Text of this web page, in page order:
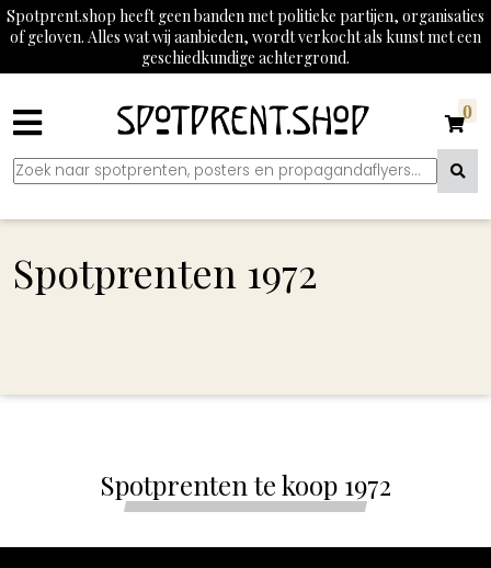
Spotprent.shop heeft geen banden met politieke partijen, organisaties
of geloven. Alles wat wij aanbieden, wordt verkocht als kunst met een
geschiedkundige achtergrond.
0
Spotprenten 1972
Spotprenten te koop 1972